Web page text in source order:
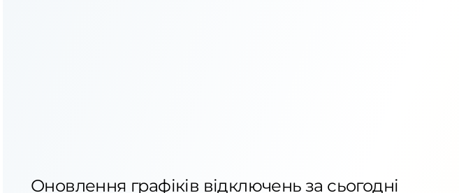
Оновлення графіків відключень за сьогодні